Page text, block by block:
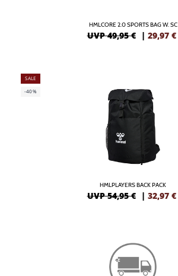
HMLCORE 2.0 SPORTS BAG W. SC
UVP 49,95 € | 29,97 €
SALE
-40%
HMLPLAYERS BACK PACK
UVP 54,95 € | 32,97 €